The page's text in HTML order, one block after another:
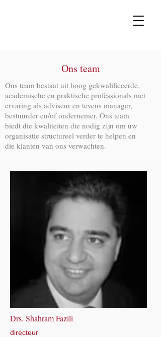
Ons team
Ons team bestaat uit hoog gekwalificeerde,
academische en praktische professionals met
ervaring als adviseur en tevens manager,
bestuurder en/of ondernemer. Ons team
biedt die kwaliteiten die nodig zijn om uw
organisatie structureel verder te helpen en
die klanten van ons verwachten.
Drs. Shahram Fazili
directeur